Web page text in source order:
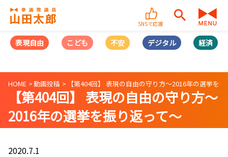
SNSで応援
表現自由 こども 不安 デジタル 経済
HOME 動画投稿 【第404回】 表現の自由の守り方〜2016年の選挙を
【第404回】 表現の自由の守り方〜
2016年の選挙を振り返って〜
（2020/07/01）
2020.7.1